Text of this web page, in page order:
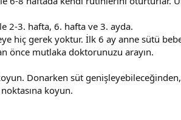
2-3. hafta, 6. hafta ve 3. ayda.
hiç gerek yoktur. İlk 6 ay anne sütü
önce mutlaka doktorunuzu arayın.
Donarken süt
koyun.